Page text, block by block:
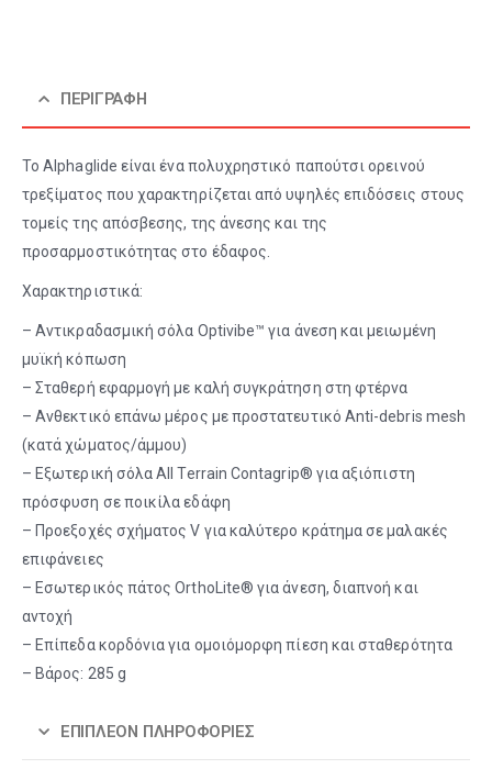
ΠΕΡΙΓΡΑΦΉ
Το Alphaglide είναι ένα πολυχρηστικό παπούτσι ορεινού
τρεξίματος που χαρακτηρίζεται από υψηλές επιδόσεις στους
τομείς της απόσβεσης, της άνεσης και της
προσαρμοστικότητας στο έδαφος.
Χαρακτηριστικά:
– Αντικραδασμική σόλα Optivibe™ για άνεση και μειωμένη
μυϊκή κόπωση
– Σταθερή εφαρμογή με καλή συγκράτηση στη φτέρνα
– Ανθεκτικό επάνω μέρος με προστατευτικό Anti-debris mesh
(κατά χώματος/άμμου)
– Εξωτερική σόλα All Terrain Contagrip® για αξιόπιστη
πρόσφυση σε ποικίλα εδάφη
– Προεξοχές σχήματος V για καλύτερο κράτημα σε μαλακές
επιφάνειες
– Εσωτερικός πάτος OrthoLite® για άνεση, διαπνοή και
αντοχή
– Επίπεδα κορδόνια για ομοιόμορφη πίεση και σταθερότητα
– Βάρος: 285 g
ΕΠΙΠΛΈΟΝ ΠΛΗΡΟΦΟΡΊΕΣ